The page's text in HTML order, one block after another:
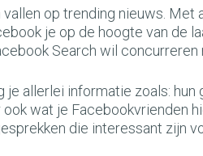
op trending nieuws. Met
je op de hoogte van de
Search wil concurreren
allerlei informatie zoals: hun
wat je Facebookvrienden
die interessant zijn